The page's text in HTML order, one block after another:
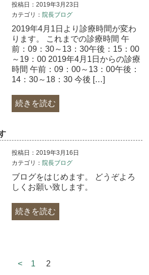
投稿日：2019年3月23日
カテゴリ： 院長ブログ
2019年4月1日より診療時間が変わ
ります。 これまでの診療時間 午
前：09：30～13：30午後：15：00
～19：00 2019年4月1日からの診療
時間 午前：09：00～13：00午後：
14：30～18：30 今後 […]
続きを読む
投稿日：2019年3月16日
カテゴリ： 院長ブログ
ブログをはじめます。 どうぞよろ
しくお願い致します。
続きを読む
< 1 2